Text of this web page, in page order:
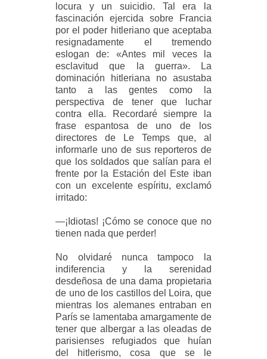
locura y un suicidio. Tal era la
fascinación ejercida sobre Francia
por el poder hitleriano que aceptaba
resignadamente el tremendo
eslogan de: «Antes mil veces la
esclavitud que la guerra». La
dominación hitleriana no asustaba
tanto a las gentes como la
perspectiva de tener que luchar
contra ella. Recordaré siempre la
frase espantosa de uno de los
directores de Le Temps que, al
informarle uno de sus reporteros de
que los soldados que salían para el
frente por la Estación del Este iban
con un excelente espíritu, exclamó
irritado:
—¡Idiotas! ¡Cómo se conoce que no
tienen nada que perder!
No olvidaré nunca tampoco la
indiferencia y la serenidad
desdeñosa de una dama propietaria
de uno de los castillos del Loira, que
mientras los alemanes entraban en
París se lamentaba amargamente de
tener que albergar a las oleadas de
parisienses refugiados que huían
del hitlerismo, cosa que se le